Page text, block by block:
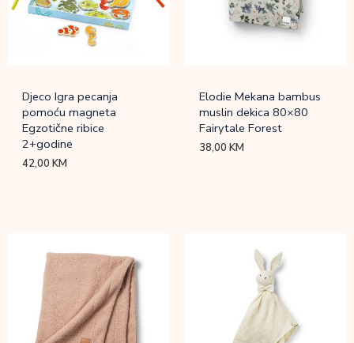
Djeco Igra pecanja
pomoću magneta
Egzotične ribice
2+godine
42,00KM
Elodie Mekana bambus
muslin dekica 80×80
Fairytale Forest
38,00KM